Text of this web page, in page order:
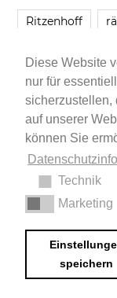
Diese Website
nur für
sicherzustellen,
auf unserer
können Sie
Technik
Marketing
speichern
Ritzenhoff
©